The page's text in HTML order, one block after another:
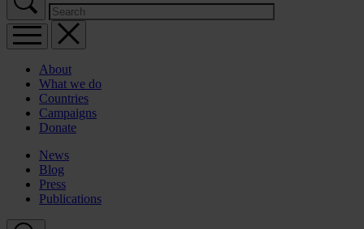
About
What we do
Countries
Campaigns
Donate
News
Blog
Press
Publications